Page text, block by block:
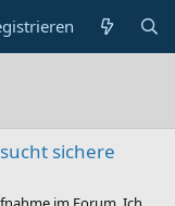
sichere